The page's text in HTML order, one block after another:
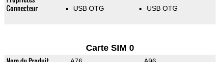
Connecteur
USB OTG USB OTG
Carte SIM 0